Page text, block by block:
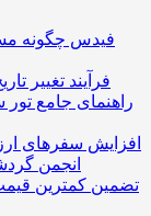
فیدس چگونه
فرآیند تغییر
راهنمای جامع
افزایش سفرهای
انجمن
تضمین کمترین